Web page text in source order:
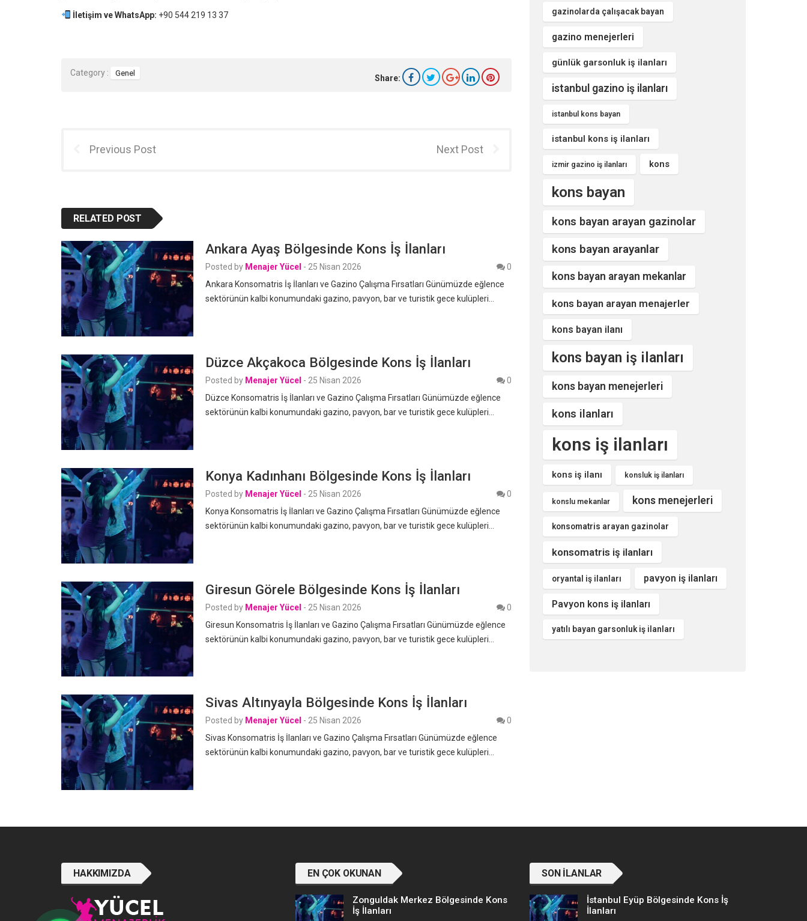
İletişim ve WhatsApp: +90 544 219 13 37
Category : Genel Share:
Previous Post Next Post
RELATED POST
Ankara Ayaş Bölgesinde Kons İş İlanları
Posted by Menajer Yücel - 25 Nisan 2026
0
Ankara Konsomatris İş İlanları ve Gazino Çalışma Fırsatları Günümüzde eğlence
sektörünün kalbi konumundaki gazino, pavyon, bar ve turistik gece kulüpleri…
Düzce Akçakoca Bölgesinde Kons İş İlanları
Posted by Menajer Yücel - 25 Nisan 2026
0
Düzce Konsomatris İş İlanları ve Gazino Çalışma Fırsatları Günümüzde eğlence
sektörünün kalbi konumundaki gazino, pavyon, bar ve turistik gece kulüpleri…
Konya Kadınhanı Bölgesinde Kons İş İlanları
Posted by Menajer Yücel - 25 Nisan 2026
0
Konya Konsomatris İş İlanları ve Gazino Çalışma Fırsatları Günümüzde eğlence
sektörünün kalbi konumundaki gazino, pavyon, bar ve turistik gece kulüpleri…
Giresun Görele Bölgesinde Kons İş İlanları
Posted by Menajer Yücel - 25 Nisan 2026
0
Giresun Konsomatris İş İlanları ve Gazino Çalışma Fırsatları Günümüzde eğlence
sektörünün kalbi konumundaki gazino, pavyon, bar ve turistik gece kulüpleri…
Sivas Altınyayla Bölgesinde Kons İş İlanları
Posted by Menajer Yücel - 25 Nisan 2026
0
Sivas Konsomatris İş İlanları ve Gazino Çalışma Fırsatları Günümüzde eğlence
sektörünün kalbi konumundaki gazino, pavyon, bar ve turistik gece kulüpleri…
gazinolarda çalışacak bayan
gazino menejerleri
günlük garsonluk iş ilanları
istanbul gazino iş ilanları
istanbul kons bayan
istanbul kons iş ilanları
izmir gazino iş ilanları kons
kons bayan
kons bayan arayan gazinolar
kons bayan arayanlar
kons bayan arayan mekanlar
kons bayan arayan menajerler
kons bayan ilanı
kons bayan iş ilanları
kons bayan menejerleri
kons ilanları
kons iş ilanları
kons iş ilanı konsluk iş ilanları
konslu mekanlar kons menejerleri
konsomatris arayan gazinolar
konsomatris iş ilanları
oryantal iş ilanları pavyon iş ilanları
Pavyon kons iş ilanları
yatılı bayan garsonluk iş ilanları
HAKKIMIZDA EN ÇOK OKUNAN
Zonguldak Merkez Bölgesinde Kons
İş İlanları
SON İLANLAR
İstanbul Eyüp Bölgesinde Kons İş
İlanları